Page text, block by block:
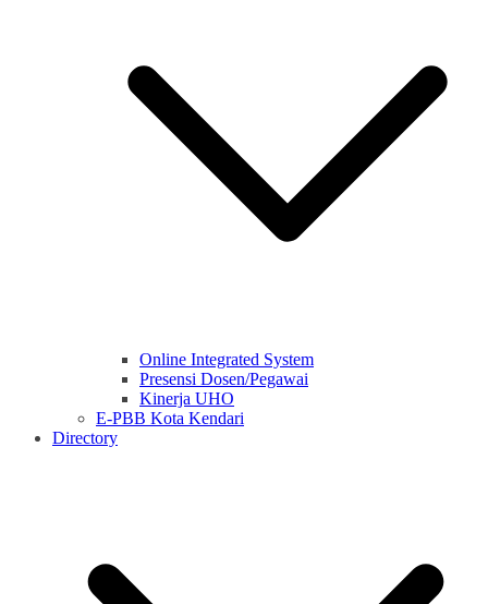
Online Integrated System
Presensi Dosen/Pegawai
Kinerja UHO
E-PBB Kota Kendari
Directory